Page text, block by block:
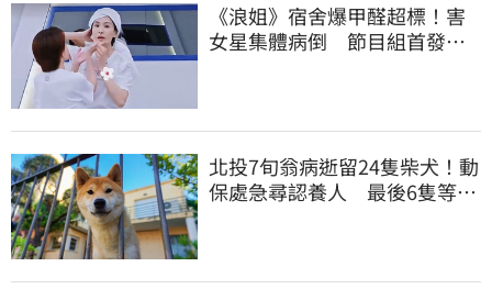
《浪姐》宿舍爆甲醛超標！害
女星集體病倒 節目組首發聲
北投7旬翁病逝留24隻柴犬！動
保處急尋認養人 最後6隻等新